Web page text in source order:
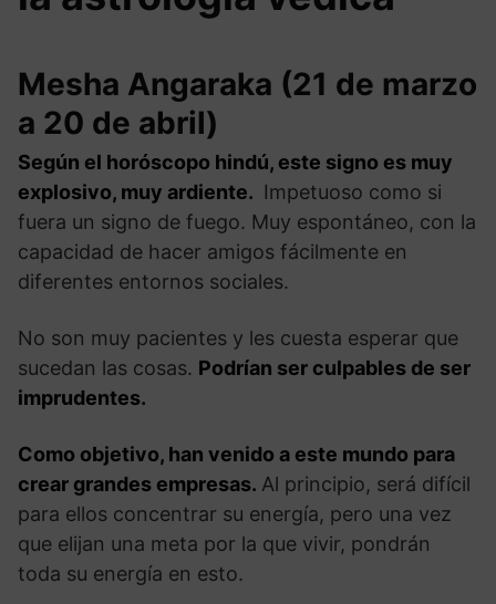
Mesha Angaraka (21 de marzo
a 20 de abril)
Según el horóscopo hindú, este signo es muy
explosivo, muy ardiente. Impetuoso como si
fuera un signo de fuego. Muy espontáneo, con la
capacidad de hacer amigos fácilmente en
diferentes entornos sociales.
No son muy pacientes y les cuesta esperar que
sucedan las cosas. Podrían ser culpables de ser
imprudentes.
Como objetivo, han venido a este mundo para
crear grandes empresas. Al principio, será difícil
para ellos concentrar su energía, pero una vez
que elijan una meta por la que vivir, pondrán
toda su energía en esto.